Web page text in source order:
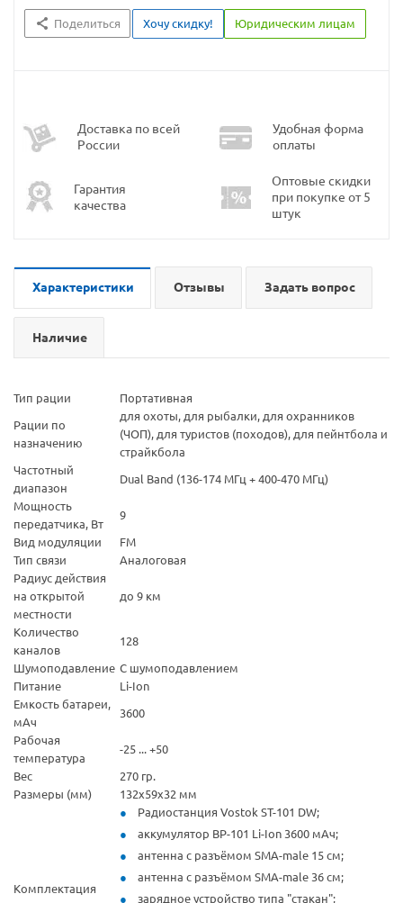
Поделиться Хочу скидку! Юридическим лицам
Доставка по всей
России
Удобная форма
оплаты
Гарантия
качества
Оптовые скидки
при покупке от 5
штук
Характеристики Отзывы Задать вопрос
Наличие
Тип рации
Портативная
Рации по
назначению
для охоты, для рыбалки, для охранников
(ЧОП), для туристов (походов), для пейнтбола и
страйкбола
Частотный
диапазон
Dual Band (136-174 МГц + 400-470 МГц)
Мощность
передатчика, Вт
9
Вид модуляции
FM
Тип связи
Аналоговая
Радиус действия
на открытой
местности
до 9 км
Количество
каналов
128
Шумоподавление С шумоподавлением
Питание
Li-Ion
Емкость батареи,
мАч
3600
Рабочая
температура
-25 ... +50
Вес
270 гр.
Размеры (мм)
132x59x32 мм
Комплектация
Радиостанция Vostok ST-101 DW;
аккумулятор BP-101 Li-Ion 3600 мАч;
антенна с разъёмом SMA-male 15 см;
антенна с разъёмом SMA-male 36 см;
зарядное устройство типа "стакан";